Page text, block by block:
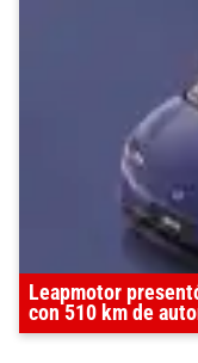
Leapmotor
con 510 km de